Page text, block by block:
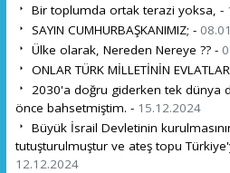
Bir toplumda ortak terazi yoksa, -
SAYIN CUMHURBAŞKANIMIZ; -
Ülke olarak, Nereden Nereye ?? -
ONLAR TÜRK MİLLETİNİN
2030'a doğru giderken tek dünya
önce bahsetmiştim. - 15.12.2024
Büyük İsrail Devletinin
tutuşturulmuştur ve ateş topu
12.12.2024